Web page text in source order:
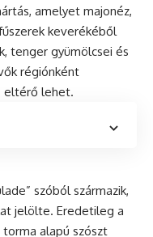
amelyet majonéz,
keverékéből
tenger gyümölcsei és
régiónként
eltérő lehet.
szóból származik,
jelölte. Eredetileg a
alapú szószt